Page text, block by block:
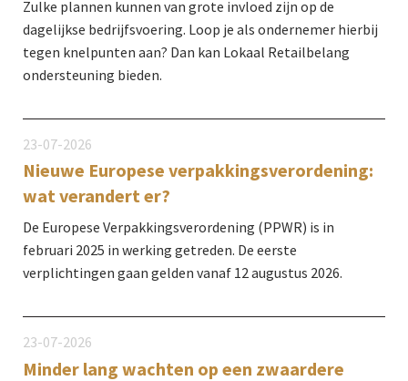
Zulke plannen kunnen van grote invloed zijn op de
dagelijkse bedrijfsvoering. Loop je als ondernemer hierbij
tegen knelpunten aan? Dan kan Lokaal Retailbelang
ondersteuning bieden.
23-07-2026
Nieuwe Europese verpakkingsverordening:
wat verandert er?
De Europese Verpakkingsverordening (PPWR) is in
februari 2025 in werking getreden. De eerste
verplichtingen gaan gelden vanaf 12 augustus 2026.
23-07-2026
Minder lang wachten op een zwaardere